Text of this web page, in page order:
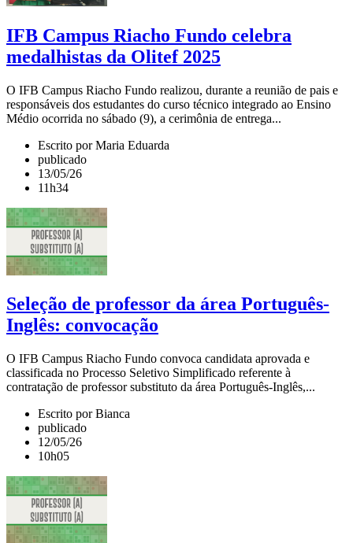
IFB Campus Riacho Fundo celebra
medalhistas da Olitef 2025
O IFB Campus Riacho Fundo realizou, durante a reunião de pais e
responsáveis dos estudantes do curso técnico integrado ao Ensino
Médio ocorrida no sábado (9), a cerimônia de entrega...
Escrito por Maria Eduarda
publicado
13/05/26
11h34
Seleção de professor da área Português-
Inglês: convocação
O IFB Campus Riacho Fundo convoca candidata aprovada e
classificada no Processo Seletivo Simplificado referente à
contratação de professor substituto da área Português-Inglês,...
Escrito por Bianca
publicado
12/05/26
10h05